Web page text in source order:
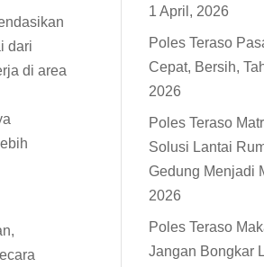
dari
di area
1 April, 2026
Poles Teraso
Cepat, Bersih,
2026
Poles Teraso
Solusi Lantai
Gedung Menjadi
2026
Poles Teraso
Jangan Bongkar